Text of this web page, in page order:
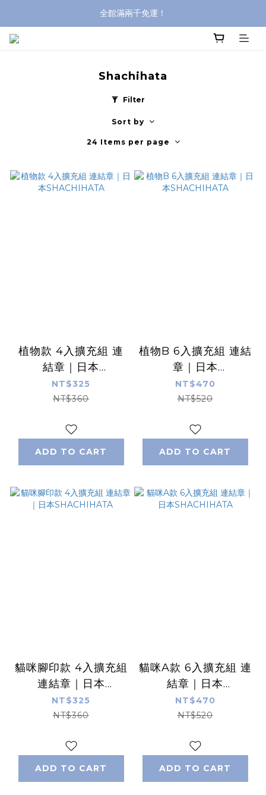
全館滿兩千免運！
全館滿兩千免運！
Shachihata
Filter
Sort by
24 Items per page
植物款 4入擴充組 連
結章｜日本
SHACHIHATA
NT$325
NT$360
ADD TO CART
植物B 6入擴充組 連結
章｜日本
SHACHIHATA
NT$470
NT$520
ADD TO CART
貓咪腳印款 4入擴充組
連結章｜日本
SHACHIHATA
NT$325
NT$360
ADD TO CART
貓咪A款 6入擴充組 連
結章｜日本
SHACHIHATA
NT$470
NT$520
ADD TO CART